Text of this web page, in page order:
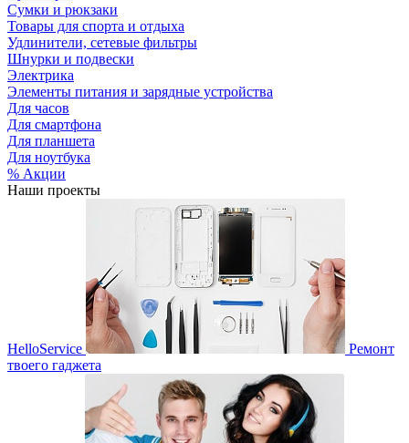
Сумки и рюкзаки
Товары для спорта и отдыха
Удлинители, сетевые фильтры
Шнурки и подвески
Электрика
Элементы питания и зарядные устройства
Для часов
Для смартфона
Для планшета
Для ноутбука
% Акции
Наши проекты
HelloService
Ремонт
твоего гаджета